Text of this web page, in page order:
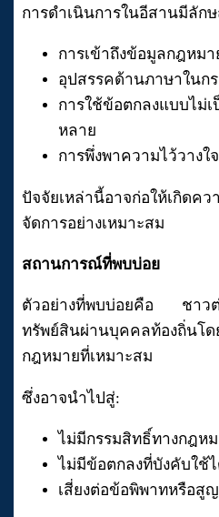
การดำเนินการในอีสานมีลัก
การเข้าถึงข้อมูลกฎหม
อุปสรรคด้านภาษาในก
การใช้ข้อตกลงแบบไม่
หลาย
การพึ่งพาความไว้วาง
ปัจจัยเหล่านี้อาจก่อให้เกิดค
จัดการอย่างเหมาะสม
สถานการณ์ที่พบบ่อย
ตัวอย่างที่พบบ่อยคือ ชาวต่
ทรัพย์สินผ่านบุคคลท้องถิ่นโด
กฎหมายที่เหมาะสม
ซึ่งอาจนำไปสู่:
ไม่มีกรรมสิทธิ์ทางกฎห
ไม่มีข้อตกลงที่บังคับใช้
เสี่ยงต่อข้อพิพาทหรือสู